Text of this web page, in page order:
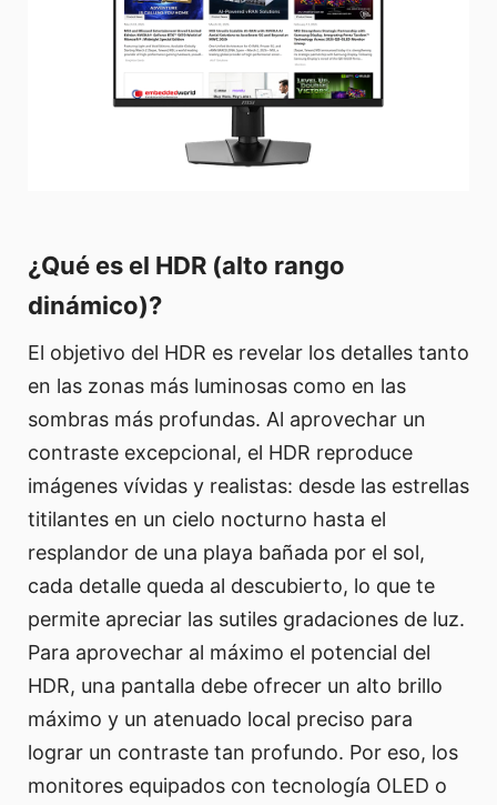
¿Qué es el HDR (alto rango
dinámico)?
El objetivo del HDR es revelar los detalles tanto
en las zonas más luminosas como en las
sombras más profundas. Al aprovechar un
contraste excepcional, el HDR reproduce
imágenes vívidas y realistas: desde las estrellas
titilantes en un cielo nocturno hasta el
resplandor de una playa bañada por el sol,
cada detalle queda al descubierto, lo que te
permite apreciar las sutiles gradaciones de luz.
Para aprovechar al máximo el potencial del
HDR, una pantalla debe ofrecer un alto brillo
máximo y un atenuado local preciso para
lograr un contraste tan profundo. Por eso, los
monitores equipados con tecnología OLED o